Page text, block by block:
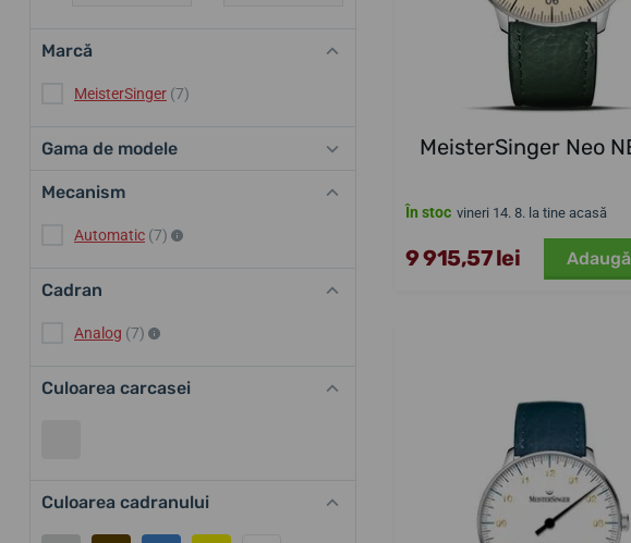
Marcă
MeisterSinger (7)
Gama de modele
Mecanism
Automatic (7)
Cadran
Analog (7)
Culoarea carcasei
Culoarea cadranului
MeisterSinger Neo
În stoc vineri 14. 8. la tine acasă
9 915,57 lei